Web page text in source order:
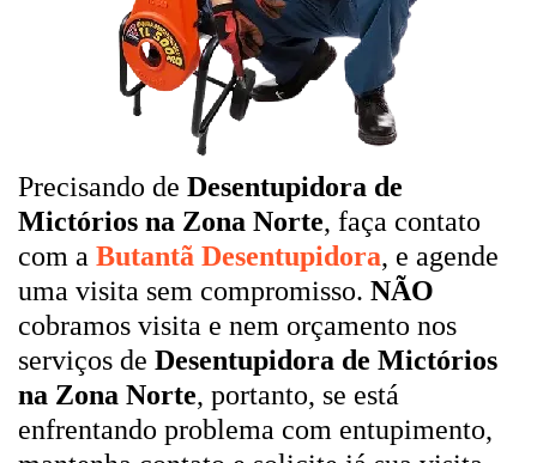
Precisando de Desentupidora de
Mictórios na Zona Norte, faça contato
com a Butantã Desentupidora, e agende
uma visita sem compromisso. NÃO
cobramos visita e nem orçamento nos
serviços de Desentupidora de Mictórios
na Zona Norte, portanto, se está
enfrentando problema com entupimento,